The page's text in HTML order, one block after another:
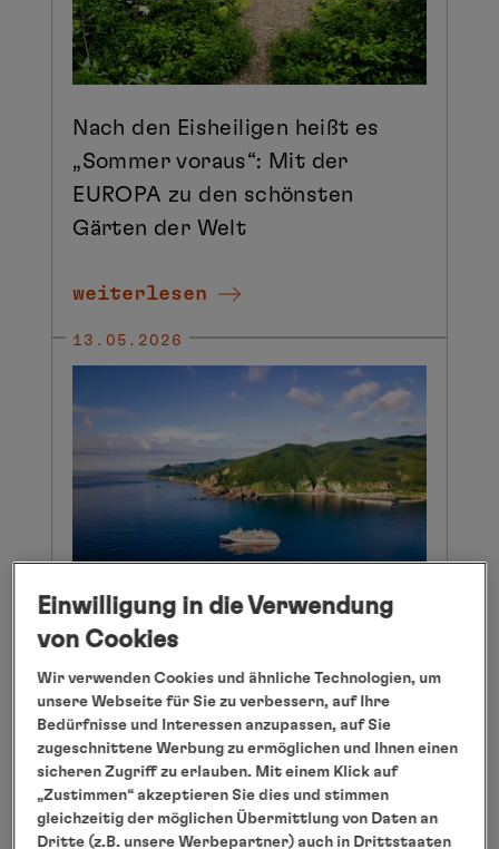
Nach den Eisheiligen heißt es
„Sommer voraus“: Mit der
EUROPA zu den schönsten
Gärten der Welt
weiterlesen
Zwischen Zen, Zodiac und
zeitgenössischer Kunst: Hapag-
Lloyd Cruises steuert
Sehnsuchtsziel Japan an
weiterlesen
13.05.2026
Einwilligung in die Verwendung
von Cookies
Wir verwenden Cookies und ähnliche Technologien, um
unsere Webseite für Sie zu verbessern, auf Ihre
Bedürfnisse und Interessen anzupassen, auf Sie
zugeschnittene Werbung zu ermöglichen und Ihnen einen
sicheren Zugriff zu erlauben. Mit einem Klick auf
„Zustimmen“ akzeptieren Sie dies und stimmen
gleichzeitig der möglichen Übermittlung von Daten an
Dritte (z.B. unsere Werbepartner) auch in Drittstaaten